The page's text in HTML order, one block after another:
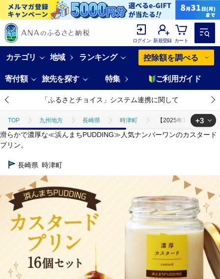
ログイン 新規登録 カート
カテゴリ 地域 ランキング 控除額を調べる
寄付額 旅先を探す 特集 ご利用ガイド
「ふるさとチョイス」システム連携に関して
TOP 九州地方 長崎県 時津町 【2025年11月発送】
TOP パン・菓子類 【2025年11月発送】カスタードプリン
TOP パン・菓子類 洋菓子 プリン 【2025年11月発
+3
滑らかで濃厚な≪浜んまちPUDDING≫人気ナンバーワンのカスタード
プリン。
長崎県 時津町